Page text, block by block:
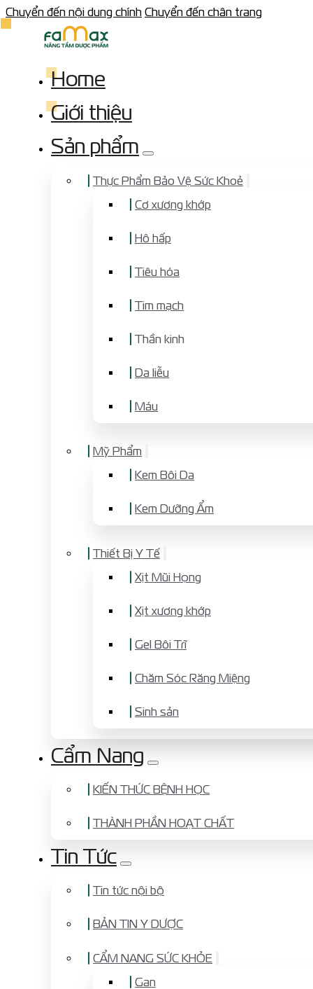
Chuyển đến nội dung chính Chuyển đến chân trang
Home
Giới thiệu
Sản phẩm
Thực Phẩm Bảo Vệ Sức Khoẻ
Cơ xương khớp
Hô hấp
Tiêu hóa
Tim mạch
Thần kinh
Da liễu
Máu
Mỹ Phẩm
Kem Bôi Da
Kem Dưỡng Ẩm
Thiết Bị Y Tế
Xịt Mũi Họng
Xịt xương khớp
Gel Bôi Trĩ
Chăm Sóc Răng Miệng
Sinh sản
Cẩm Nang
KIẾN THỨC BỆNH HỌC
THÀNH PHẦN HOẠT CHẤT
Tin Tức
Tin tức nội bộ
BẢN TIN Y DƯỢC
CẨM NANG SỨC KHỎE
Gan